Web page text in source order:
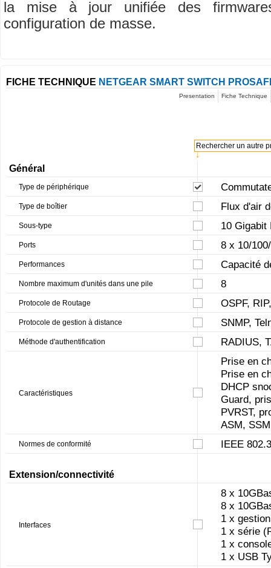
la mise à jour unifiée des
configuration de masse.
FICHE TECHNIQUE NETGEAR SMART SWITCH
Presentation Fiche Technique
↓
Rechercher un autre
Général
Type de périphérique
Type de boîtier Flux d'air
Sous-type 10 Gigabit
Ports 8 x 10/
Performances Capacité
Nombre maximum d'unités dans une pile 8
Protocole de Routage OSPF,
Protocole de gestion à distance SNMP,
Méthode d'authentification RADIUS,
Caractéristiques
Prise en
Prise en
DHCP
Guard,
PVRST,
ASM, SSM
Normes de conformité IEEE
Extension/connectivité
Interfaces
8 x
8 x
1 x
1 x série
1 x
1 x USB